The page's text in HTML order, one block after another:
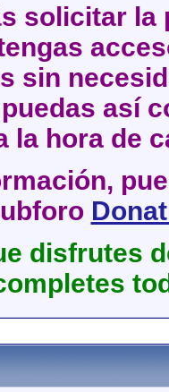
solicitar
sin
así
la hora de
disfrutes